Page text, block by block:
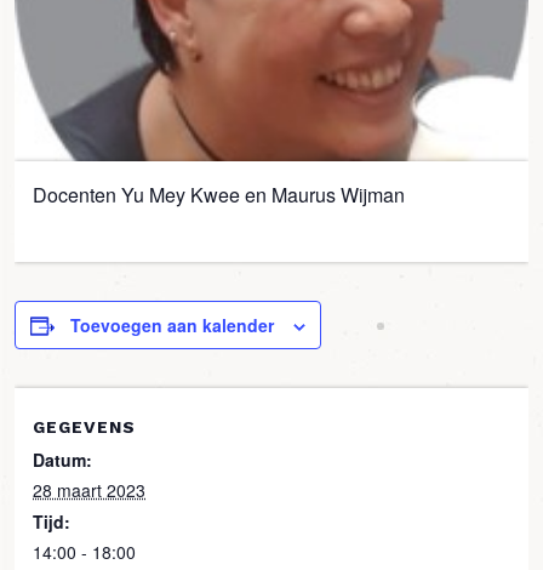
Docenten Yu Mey Kwee en Maurus Wijman
Toevoegen aan kalender
GEGEVENS
Datum:
28 maart 2023
Tijd:
14:00 - 18:00